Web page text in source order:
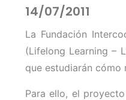
14/07/2011
La Fundación
(Lifelong Learning –
que estudiarán
Para ello, el